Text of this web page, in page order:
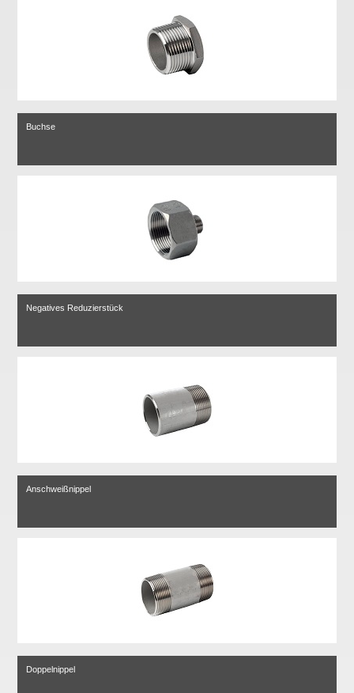
Buchse
Negatives Reduzierstück
Anschweißnippel
Doppelnippel